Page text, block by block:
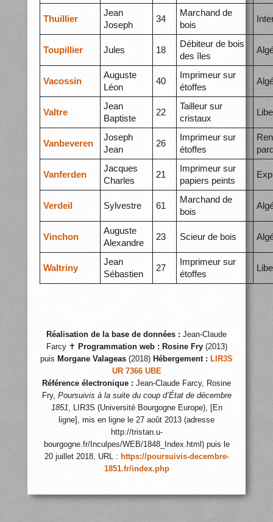
Thuillier
Jean
Joseph
34
Marchand de
bois
Toupillier Jules 18
Débiteur de bois
des îles
Vacossin
Auguste
Léon
40
Imprimeur sur
étoffes
Valtre
Jean
Baptiste
22
Tailleur sur
cristaux
Vanbeveren
Joseph
Jean
26
Imprimeur sur
étoffes
Vanferden
Jacques
Charles
21
Imprimeur sur
papiers peints
Verdeil Sylvestre 61
Marchand de
bois
Vinchon
Auguste
Alexandre
23 Scieur de bois
Waltriny
Jean
Sébastien
27
Imprimeur sur
étoffes
Réalisation de la base de données : Jean-Claude
Farcy ✝ Programmation web : Rosine Fry(2013)
puis Morgane Valageas (2018) Hébergement : LIR3S
UR 7366 UBE
Référence électronique : Jean-Claude Farcy, Rosine
Fry, Poursuivis à la suite du coup d’État de décembre
1851, LIR3S (Université Bourgogne Europe), [En
ligne], mis en ligne le 27 août 2013 (adresse
http://tristan.u-
bourgogne.fr/Inculpes/WEB/1848_Index.html) puis le
20 juillet 2018, URL : https://poursuivis-decembre-
1851.fr/index.php